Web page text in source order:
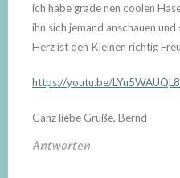
ich habe grade nen coolen
ihn sich jemand anschauen
Herz ist den Kleinen richtig
https://youtu.be/
Ganz liebe Grüße, Bernd
Antworten